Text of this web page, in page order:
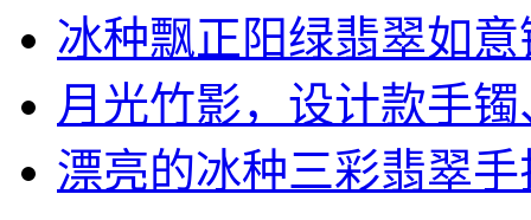
冰种飘正阳绿翡翠如意
月光竹影，设计款手镯
漂亮的冰种三彩翡翠手